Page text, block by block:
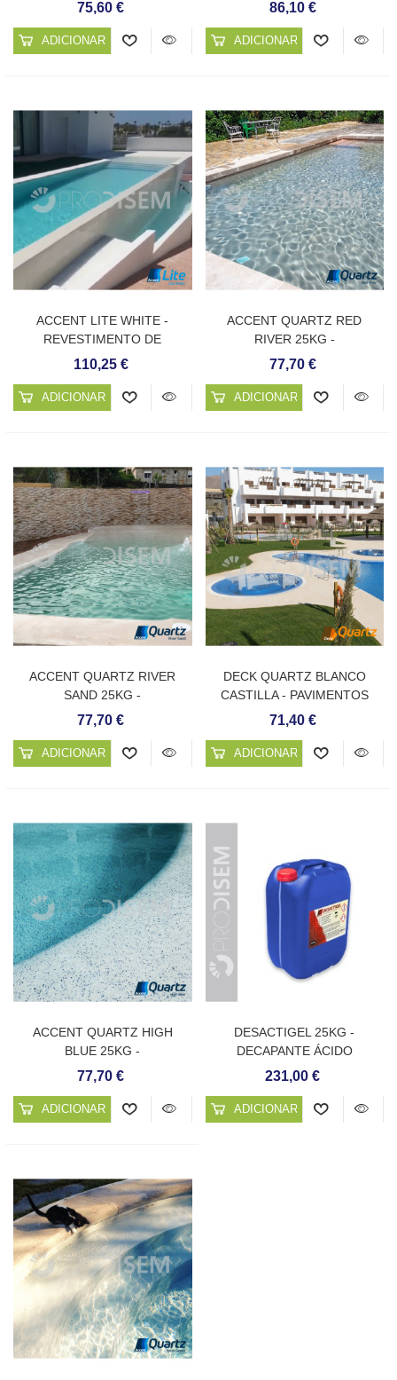
75,60 €
ADICIONAR AO CARRINHO
86,10 €
ADICIONAR AO CARRINHO
ACCENT LITE WHITE -
REVESTIMENTO DE
QUARTZO MICRONIZADO
110,25 €
ADICIONAR AO CARRINHO
ACCENT QUARTZ RED
RIVER 25KG -
REVESTIMENTO CONTÍNUO
77,70 €
ADICIONAR AO CARRINHO
ACCENT QUARTZ RIVER
SAND 25KG -
REVESTIMENTO CONTÍNUO
77,70 €
ADICIONAR AO CARRINHO
DECK QUARTZ BLANCO
CASTILLA - PAVIMENTOS
CONTÍNUOS DE QUARTZO
71,40 €
ADICIONAR AO CARRINHO
ACCENT QUARTZ HIGH
BLUE 25KG -
REVESTIMENTO CONTÍNUO
77,70 €
ADICIONAR AO CARRINHO
DESACTIGEL 25KG -
DECAPANTE ÁCIDO
231,00 €
ADICIONAR AO CARRINHO